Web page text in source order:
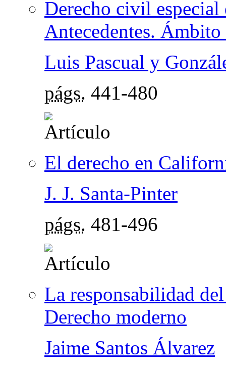
Derecho civil
Antecedentes.
Luis Pascual y
págs. 441-480
El derecho en
J. J. Santa-Pinter
págs. 481-496
La responsabilidad
Derecho moderno
Jaime Santos Álvarez